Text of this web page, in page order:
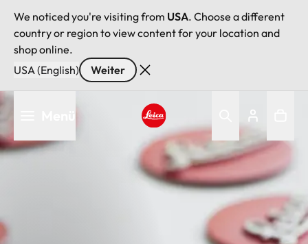
We noticed you're visiting from USA. Choose a different
country or region to view content for your location and
shop online.
USA (English)
Weiter
Direkt
Inhalt
Leica logo - Home